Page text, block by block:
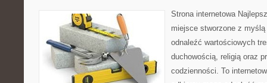
Strona internetowa
miejsce stworzone z
odnaleźć wartościowych
duchowością, religią oraz
codzienności. To